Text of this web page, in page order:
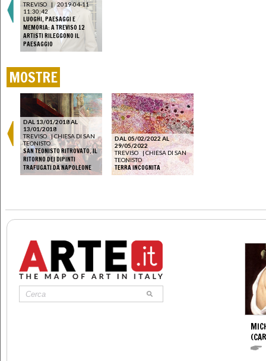
TREVISO |
2019-04-11
11:30:42
LUOGHI, PAESAGGI E
MEMORIA: A TREVISO 12
ARTISTI RILEGGONO IL
PAESAGGIO
MOSTRE
DAL 13/01/2018 AL
13/01/2018
TREVISO |CHIESA DI SAN
TEONISTO
SAN TEONISTO RITROVATO. IL
RITORNO DEI DIPINTI
TRAFUGATI DA NAPOLEONE
DAL 05/02/2022 AL
29/05/2022
TREVISO |CHIESA DI SAN
TEONISTO
TERRA INCOGNITA